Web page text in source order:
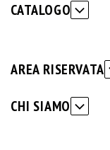
CHI SIAMO
CATALOGO
AREA RISERVATA